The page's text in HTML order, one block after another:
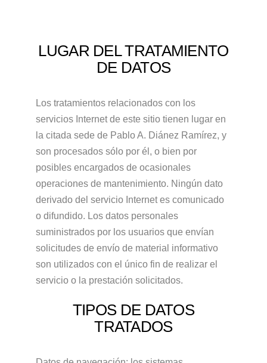
LUGAR DEL TRATAMIENTO
DE DATOS
Los tratamientos relacionados con los
servicios Internet de este sitio tienen lugar en
la citada sede de Pablo A. Diánez Ramírez, y
son procesados sólo por él, o bien por
posibles encargados de ocasionales
operaciones de mantenimiento. Ningún dato
derivado del servicio Internet es comunicado
o difundido. Los datos personales
suministrados por los usuarios que envían
solicitudes de envío de material informativo
son utilizados con el único fin de realizar el
servicio o la prestación solicitados.
TIPOS DE DATOS
TRATADOS